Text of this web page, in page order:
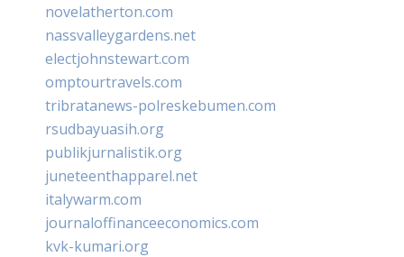
novelatherton.com
nassvalleygardens.net
electjohnstewart.com
omptourtravels.com
tribratanews-polreskebumen.com
rsudbayuasih.org
publikjurnalistik.org
juneteenthapparel.net
italywarm.com
journaloffinanceeconomics.com
kvk-kumari.org